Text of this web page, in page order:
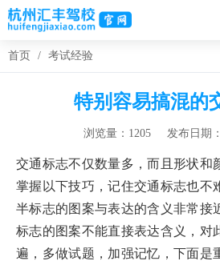
首页 / 考试经验
特别容易搞混的
浏览量：1205 发布日期
交通标志不仅数量多，而且形状和
掌握以下技巧，记住交通标志也不
半标志的图案与表达的含义非常接
标志的图案不能直接表达含义，对
遍，多做试题，加强记忆，下面是